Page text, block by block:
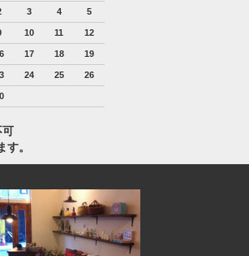
3 4 5
10 11 12
17 18 19
24 25 26
可
す。